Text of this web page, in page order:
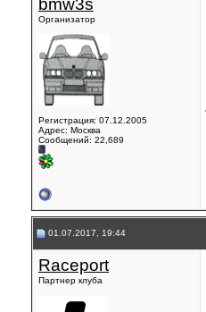
bmw3s
Организатор
Регистрация: 07.12.2005
Адрес: Москва
Сообщений: 22,689
01.07.2017, 19:44
Raceport
Партнер клуба